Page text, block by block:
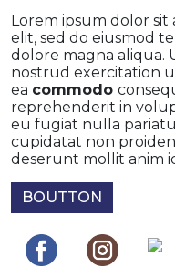
Lorem ipsum dolor sit
elit, sed do eiusmod
dolore magna aliqua.
nostrud exercitation
ea commodo
reprehenderit in
eu fugiat nulla
cupidatat non
deserunt mollit anim
BOUTTON